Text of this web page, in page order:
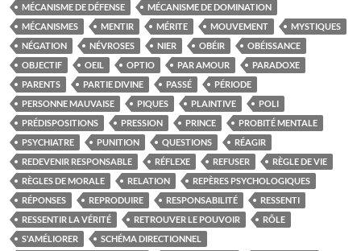
MÉCANISME DE DÉFENSE
MÉCANISME DE DOMINATION
MÉCANISMES
MENTIR MÉRITE MOUVEMENT
MYSTIQUES
NÉGATION
NÉVROSES NIER OBÉIR
OBÉISSANCE
OBJECTIF
OEIL OPTIO PAR AMOUR
PARADOXE
PARENTS
PARTIE DIVINE PASSÉ
PÉRIODE
PERSONNE MAUVAISE
PIQUES PLAINTIVE
POLI
PRÉDISPOSITIONS
PRESSION PRINCE
PROBITÉ MENTALE
PSYCHIATRE
PUNITION QUESTIONS
RÉAGIR
REDEVENIR RESPONSABLE
RÉFLEXE REFUSER
RÈGLE DE VIE
RÈGLES DE MORALE
RELATION
REPÈRES PSYCHOLOGIQUES
RÉPONSES
REPRODUIRE RESPONSABILITÉ
RESSENTI
RESSENTIR LA VÉRITÉ
RETROUVER LE POUVOIR
RÔLE
S'AMÉLIORER
SCHÉMA DIRECTIONNEL